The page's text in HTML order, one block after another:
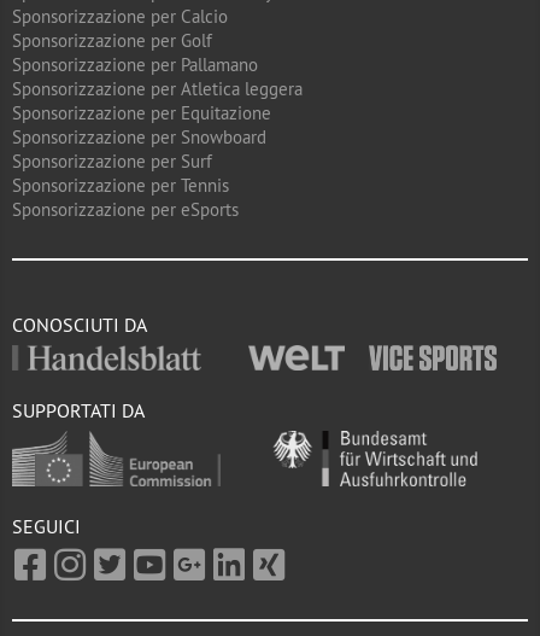
Sponsorizzazione per Calcio
Sponsorizzazione per Golf
Sponsorizzazione per Pallamano
Sponsorizzazione per Atletica leggera
Sponsorizzazione per Equitazione
Sponsorizzazione per Snowboard
Sponsorizzazione per Surf
Sponsorizzazione per Tennis
Sponsorizzazione per eSports
CONOSCIUTI DA
SUPPORTATI DA
SEGUICI